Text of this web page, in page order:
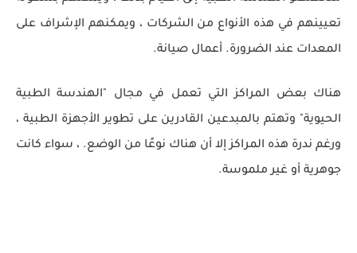
تعيينهم في هذه الأنواع من الشركات ، ويمكنهم الإشراف على
المعدات عند الضرورة. أعمال صيانة.
هناك بعض المراكز التي تعمل في مجال "الهندسة الطبية
الحيوية" وتهتم بالمبدعين القادرين على تطوير الأجهزة الطبية ،
ورغم ندرة هذه المراكز إلا أن هناك نوعًا من الوضع. ، سواء كانت
جوهرية أو غير ملموسة.